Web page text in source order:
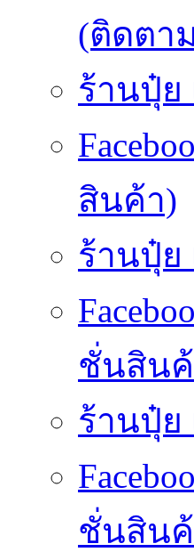
(ติดตา
ร้านปุ๋ย
สินค้า)
ร้านปุ๋ย
ชั่นสิน
ร้านปุ๋ย
ชั่นสิน